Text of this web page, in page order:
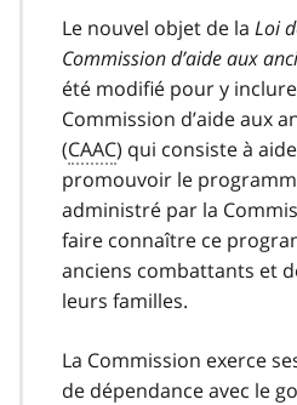
Le nouvel objet de la Loi
Commission d’aide aux
été modifié pour y
Commission d’aide aux
(CAAC) qui consiste à
promouvoir le
administré par la
faire connaître ce
anciens combattants et
leurs familles.
La Commission exerce
de dépendance avec le